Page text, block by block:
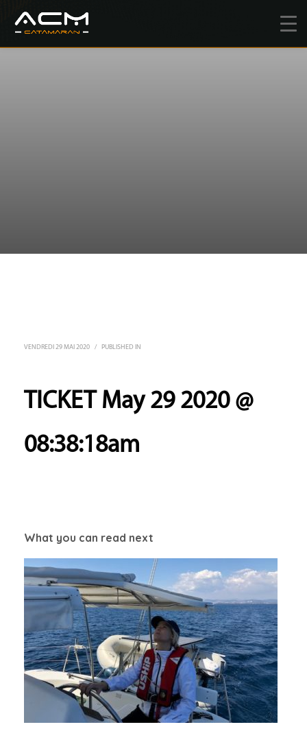
VENDREDI 29 MAI 2020 / PUBLISHED IN
TICKET May 29 2020 @
08:38:18am
What you can read next